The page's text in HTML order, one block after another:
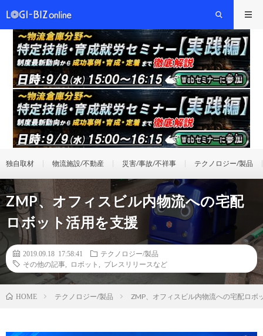
独自取材 物流施設/不動産 災害/事故/不祥事 テクノロジー/製品
ZMP、オフィスビル内物流への宅配
ロボット活用を支援
2019.09.18 17:58:41
テクノロジー/製品
その他の記事
ロボット プレスリリースなど
HOME テクノロジー/製品 ZMP、オフィスビル内物流への宅配ロボ